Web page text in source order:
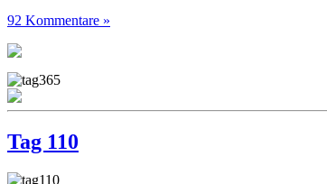
92 Kommentare »
Tag 110